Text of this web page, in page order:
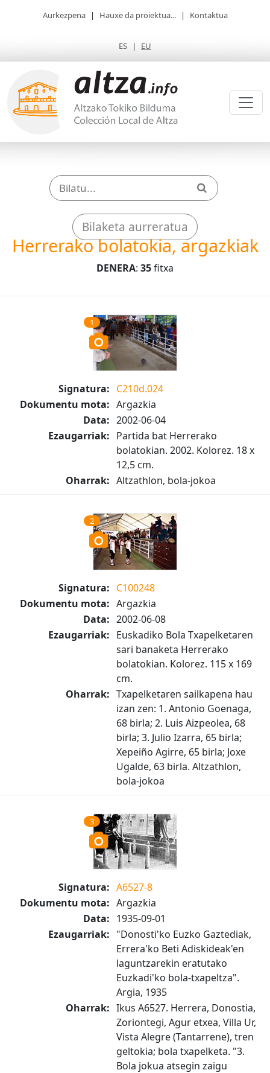
Aurkezpena | Hauxe da proiektua... | Kontaktua
ES | EU
Bilaketa aurreratua
Herrerako bolatokia, argazkiak
DENERA: 35fitxa
1
Signatura: C210d.024
Dokumentu mota: Argazkia
Data: 2002-06-04
Ezaugarriak: Partida bat Herrerako
bolatokian. 2002. Kolorez. 18 x
12,5 cm.
Oharrak: Altzathlon, bola-jokoa
2
Signatura: C100248
Dokumentu mota: Argazkia
Data: 2002-06-08
Ezaugarriak: Euskadiko Bola Txapelketaren
sari banaketa Herrerako
bolatokian. Kolorez. 115 x 169
cm.
Oharrak: Txapelketaren sailkapena hau
izan zen: 1. Antonio Goenaga,
68 birla; 2. Luis Aizpeolea, 68
birla; 3. Julio Izarra, 65 birla;
Xepeiño Agirre, 65 birla; Joxe
Ugalde, 63 birla. Altzathlon,
bola-jokoa
3
Signatura: A6527-8
Dokumentu mota: Argazkia
Data: 1935-09-01
Ezaugarriak: "Donosti'ko Euzko Gaztediak,
Errera'ko Beti Adiskideak'en
laguntzarekin eratutako
Euzkadi'ko bola-txapeltza".
Argia, 1935
Oharrak: Ikus A6527. Herrera, Donostia,
Zoriontegi, Agur etxea, Villa Ur,
Vista Alegre (Tantarrene), tren
geltokia; bola txapelketa. "3.
Bola jokua atsegin zaigu